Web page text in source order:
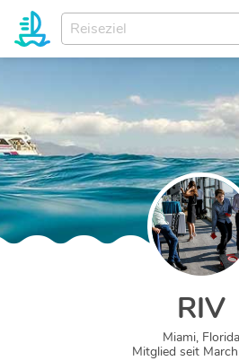
Welches
ist
ihr
RIV
Miami, Florida
Mitglied seit